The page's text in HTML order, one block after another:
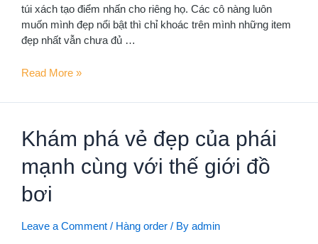
túi xách tạo điểm nhấn cho riêng họ. Các cô nàng luôn
muốn mình đẹp nổi bật thì chỉ khoác trên mình những item
đẹp nhất vẫn chưa đủ …
2
nghiệm
chọn
túi
xách
các
nàng
Read More »
Khám phá vẻ đẹp của phái
mạnh cùng với thế giới đồ
bơi
Leave a Comment / Hàng order / By admin